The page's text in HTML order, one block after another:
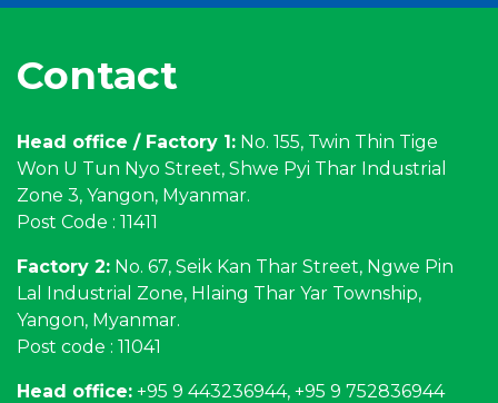
Contact
Head office / Factory 1: No. 155, Twin Thin Tige
Won U Tun Nyo Street, Shwe Pyi Thar Industrial
Zone 3, Yangon, Myanmar.
Post Code : 11411
Factory 2: No. 67, Seik Kan Thar Street, Ngwe Pin
Lal Industrial Zone, Hlaing Thar Yar Township,
Yangon, Myanmar.
Post code : 11041
Head office: +95 9 443236944, +95 9 752836944